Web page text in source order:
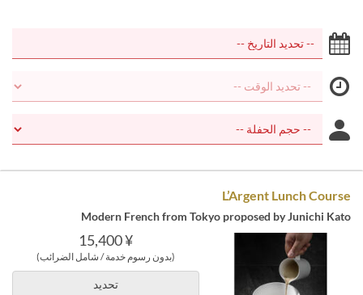
L’Argent Lunch Course
Modern French from Tokyo proposed by Junichi Kato
¥ 15,400
(بدون رسوم خدمة / شامل الضرائب)
تحديد